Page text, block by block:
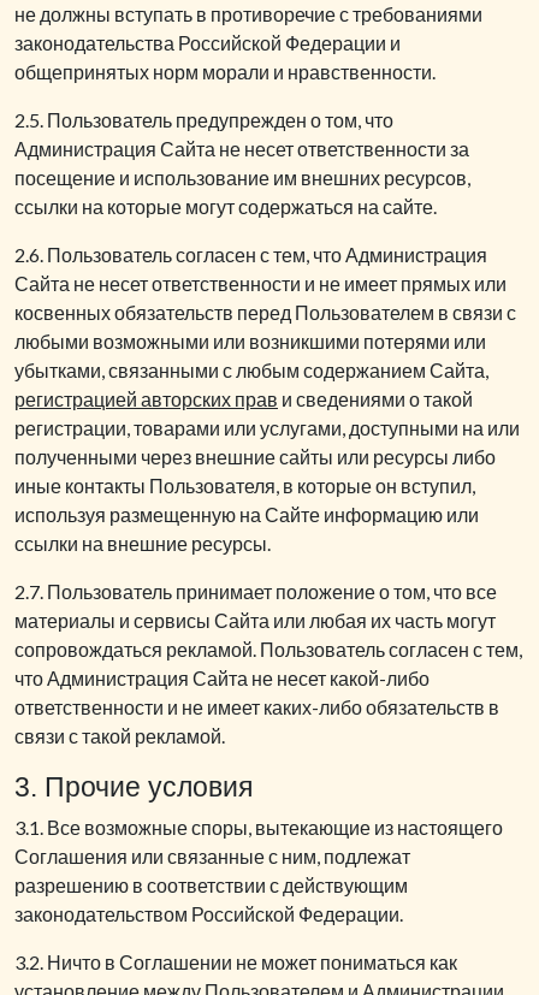
не должны вступать в противоречие с требованиями
законодательства Российской Федерации и
общепринятых норм морали и нравственности.
2.5. Пользователь предупрежден о том, что
Администрация Сайта не несет ответственности за
посещение и использование им внешних ресурсов,
ссылки на которые могут содержаться на сайте.
2.6. Пользователь согласен с тем, что Администрация
Сайта не несет ответственности и не имеет прямых или
косвенных обязательств перед Пользователем в связи с
любыми возможными или возникшими потерями или
убытками, связанными с любым содержанием Сайта,
регистрацией авторских прав и сведениями о такой
регистрации, товарами или услугами, доступными на или
полученными через внешние сайты или ресурсы либо
иные контакты Пользователя, в которые он вступил,
используя размещенную на Сайте информацию или
ссылки на внешние ресурсы.
2.7. Пользователь принимает положение о том, что все
материалы и сервисы Сайта или любая их часть могут
сопровождаться рекламой. Пользователь согласен с тем,
что Администрация Сайта не несет какой-либо
ответственности и не имеет каких-либо обязательств в
связи с такой рекламой.
3. Прочие условия
3.1. Все возможные споры, вытекающие из настоящего
Соглашения или связанные с ним, подлежат
разрешению в соответствии с действующим
законодательством Российской Федерации.
3.2. Ничто в Соглашении не может пониматься как
установление между Пользователем и Администрации